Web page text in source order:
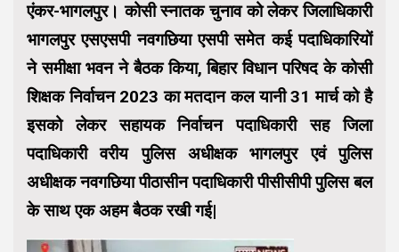
एंकर-भागलपुर। कोसी स्नातक चुनाव को लेकर जिलाधिकारी
भागलपुर एसएसपी नवगछिया एसपी समेत कई पदाधिकारियों
ने समीक्षा भवन ने बैठक किया, बिहार विधान परिषद के कोसी
शिक्षक निर्वाचन 2023 का मतदान कल यानी 31 मार्च को है
इसको लेकर सहायक निर्वाचन पदाधिकारी सह जिला
पदाधिकारी वरीय पुलिस अधीक्षक भागलपुर एवं पुलिस
अधीक्षक नवगछिया पीठासीन पदाधिकारी पीसीसीपी पुलिस बल
के साथ एक अहम बैठक रखी गई|